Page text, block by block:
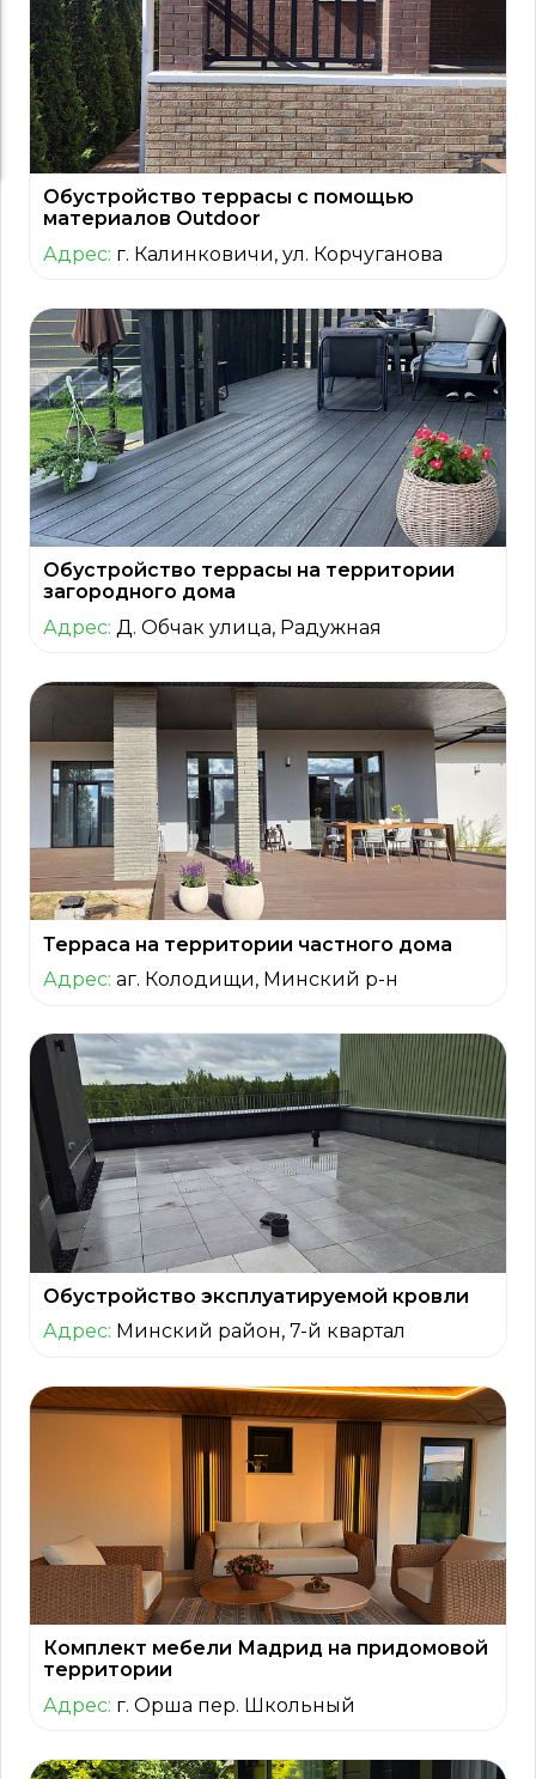
Обустройство террасы с помощью
материалов Outdoor
Адрес: г. Калинковичи, ул. Корчуганова
Обустройство террасы на территории
загородного дома
Адрес: Д. Обчак улица, Радужная
Терраса на территории частного дома
Адрес: аг. Колодищи, Минский р-н
Обустройство эксплуатируемой кровли
Адрес: Минский район, 7-й квартал
Комплект мебели Мадрид на придомовой
территории
Адрес: г. Орша пер. Школьный